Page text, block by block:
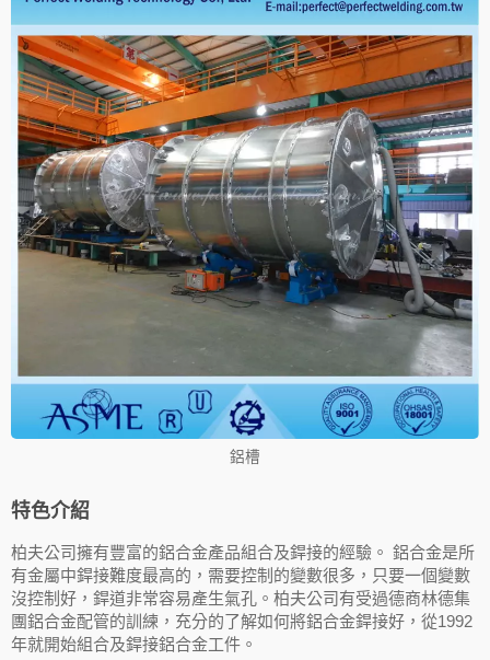
鋁槽
特色介紹
柏夫公司擁有豐富的鋁合金產品組合及銲接的經驗。 鋁合金是所
有金屬中銲接難度最高的，需要控制的變數很多，只要一個變數
沒控制好，銲道非常容易產生氣孔。柏夫公司有受過德商林德集
團鋁合金配管的訓練，充分的了解如何將鋁合金銲接好，從1992
年就開始組合及銲接鋁合金工件。